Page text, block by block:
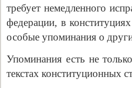
требует немедленного
федерации, в
особые упоминания о
Упоминания есть не
текстах конституционных